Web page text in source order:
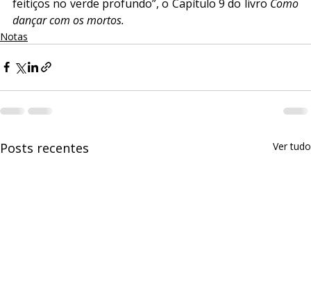
feitiços no verde profundo”, o Capítulo 9 do livro Como
dançar com os mortos.
Notas
Posts recentes Ver tudo